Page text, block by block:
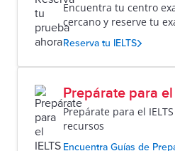
Encuentra tu centro
cercano y reserve tu
Reserva tu IELTS
Prepárate para el
Prepárate para el
recursos
Encuentra Guías de